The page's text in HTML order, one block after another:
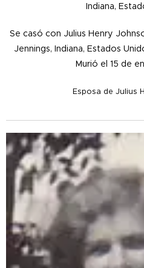
Indiana,
Se casó con Julius Henry
Jennings, Indiana, Estados
Murió el 15 de
Esposa de Julius